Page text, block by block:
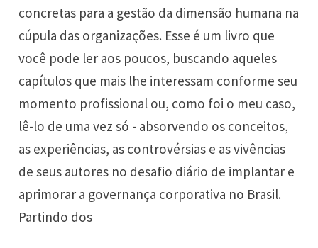
concretas para a gestão da dimensão humana na
cúpula das organizações. Esse é um livro que
você pode ler aos poucos, buscando aqueles
capítulos que mais lhe interessam conforme seu
momento profissional ou, como foi o meu caso,
lê-lo de uma vez só - absorvendo os conceitos,
as experiências, as controvérsias e as vivências
de seus autores no desafio diário de implantar e
aprimorar a governança corporativa no Brasil.
Partindo dos